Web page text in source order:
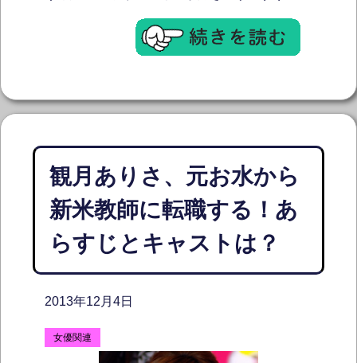
観月ありさ、元お水から
新米教師に転職する！あ
らすじとキャストは？
2013年12月4日
女優関連